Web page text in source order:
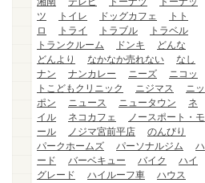
ツ
トイレ ドッグカフェ
トト
ロ
トライ トラブル
トラベル
トランクルーム
ドンキ
どんな
どんより
なかなか売れない
なし
ナン
ナンカレー ニーズ
ニコッ
トこどもクリニック
ニジマス
ニッ
ポン
ニュース ニュータウン
ネ
イル
ネコカフェ
ノースポート・モ
ール
ノジマ宮前平店
のんびり
パークホームズ
パーソナルジム
ハ
ード
バーベキュー バイク
ハイ
グレード
ハイルーフ車
ハウス